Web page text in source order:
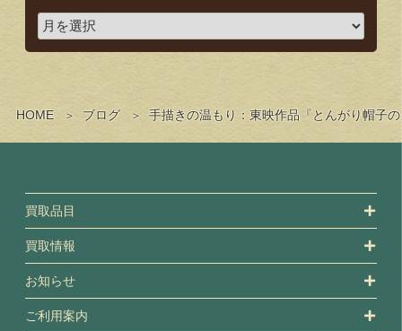
HOME ブログ 手描きの温もり：東映作品『とんがり帽子
買取品目
買取情報
お知らせ
ご利用案内